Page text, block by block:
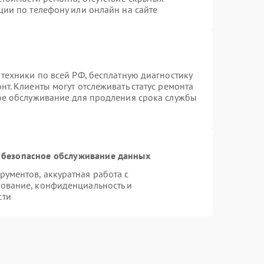
по телефону или онлайн на сайте
по всей РФ, бесплатную диагностику
Клиенты могут отслеживать статус ремонта
обслуживание для продления срока службы
обслуживание данных
аккуратная работа с
конфиденциальность и